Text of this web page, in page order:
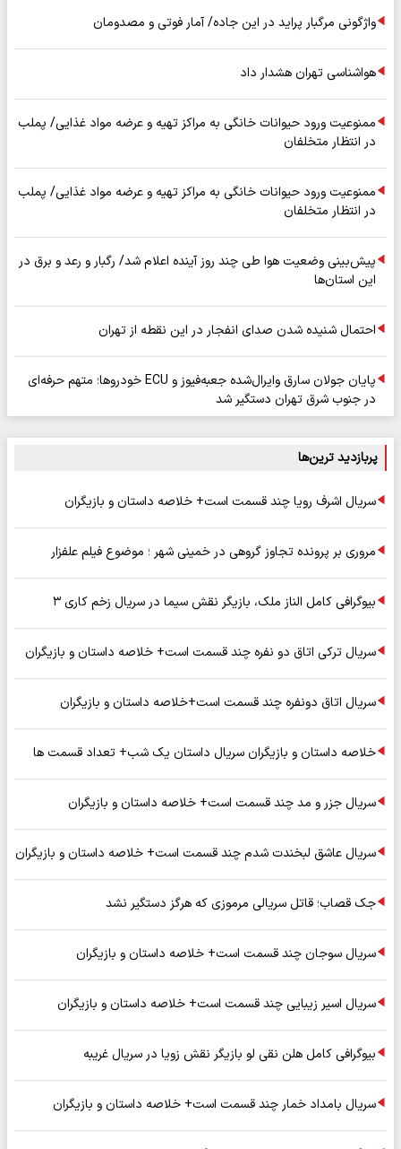
واژگونی مرگبار پراید در این جاده/ آمار فوتی و مصدومان
هواشناسی تهران هشدار داد
ممنوعیت ورود حیوانات خانگی به مراکز تهیه و عرضه مواد غذایی/ پملب
در انتظار متخلفان
ممنوعیت ورود حیوانات خانگی به مراکز تهیه و عرضه مواد غذایی/ پملب
در انتظار متخلفان
پیش‌بینی وضعیت هوا طی چند روز آینده اعلام شد/ رگبار و رعد و برق در
این استان‌ها
احتمال شنیده شدن صدای انفجار در این نقطه از تهران
پایان جولان سارق وایرال‌شده جعبه‌فیوز و ECU خودروها؛ متهم حرفه‌ای
در جنوب شرق تهران دستگیر شد
پربازدید ترین‌ها
سریال اشرف رویا چند قسمت است+ خلاصه داستان و بازیگران
مروری بر پرونده تجاوز گروهی در خمینی شهر ؛ موضوع فیلم علفزار
بیوگرافی کامل الناز ملک، بازیگر نقش سیما در سریال زخم کاری ۳
سریال ترکی اتاق دو نفره چند قسمت است+ خلاصه داستان و بازیگران
سریال اتاق دونفره چند قسمت است+خلاصه داستان و بازیگران
خلاصه داستان و بازیگران سریال داستان یک شب+ تعداد قسمت ها
سریال جزر و مد چند قسمت است+ خلاصه داستان و بازیگران
سریال عاشق لبخندت شدم چند قسمت است+ خلاصه داستان و بازیگران
جک قصاب؛ قاتل سریالی مرموزی که هرگز دستگیر نشد
سریال سوجان چند قسمت است+ خلاصه داستان و بازیگران
سریال اسیر زیبایی چند قسمت است+ خلاصه داستان و بازیگران
بیوگرافی کامل هلن نقی لو بازیگر نقش زویا در سریال غریبه
سریال بامداد خمار چند قسمت است+ خلاصه داستان و بازیگران